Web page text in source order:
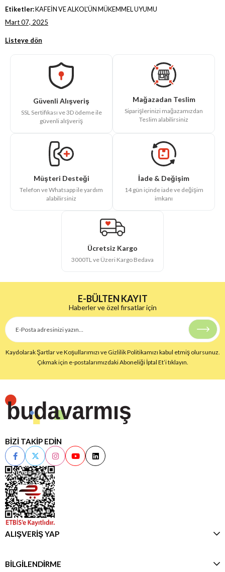
Etiketler:KAFEİN VE ALKOL'ÜN MÜKEMMEL UYUMU
Mart 07, 2025
Listeye dön
Güvenli Alışveriş
SSL Sertifikası ve 3D ödeme ile
güvenli alışveriş
Mağazadan Teslim
Siparişlerinizi mağazamızdan
Teslim alabilirsiniz
Müşteri Desteği
Telefon ve Whatsapp ile yardım
alabilirsiniz
İade & Değişim
14 gün içinde iade ve değişim
imkanı
Ücretsiz Kargo
3000TL ve Üzeri Kargo Bedava
E-BÜLTEN KAYIT
Haberler ve özel fırsatlar için
Kaydolarak Şartlar ve Koşullarımızı ve Gizlilik Politikamızı kabul etmiş olursunuz.
Çıkmak için e-postalarımızdaki Aboneliği İptal Et’i tıklayın.
BİZİ TAKİP EDİN
ALIŞVERİŞ YAP
BİLGİLENDİRME